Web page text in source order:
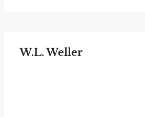
W.L. Weller